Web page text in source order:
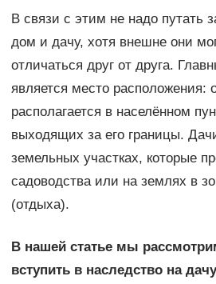
В связи с этим не надо путать
дом и дачу, хотя внешне они
отличаться друг от друга.
является место
располагается в населённом
выходящих за его границы.
земельных участках, которые
садоводства или на землях в
(отдыха).
В нашей статье мы
вступить в наследство на